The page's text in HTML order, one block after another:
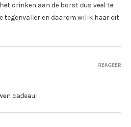
drinken aan de borst dus veel te
tegenvaller en daarom wil ik haar dit
cadeau!
REAGEER